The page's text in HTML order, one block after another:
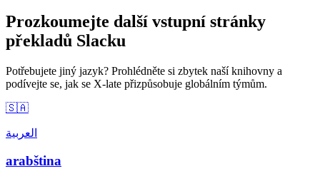
Prozkoumejte další vstupní stránky
překladů Slacku
Potřebujete jiný jazyk? Prohlédněte si zbytek naší knihovny a
podívejte se, jak se X-late přizpůsobuje globálním týmům.
🇸🇦
العربية
arabština